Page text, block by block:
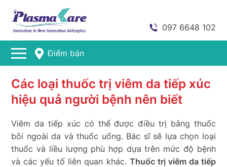
097 6648 102
Điểm bán
Các loại thuốc trị viêm da tiếp xúc
hiệu quả người bệnh nên biết
Viêm da tiếp xúc có thể được điều trị bằng thuốc
bôi ngoài da và thuốc uống. Bác sĩ sẽ lựa chọn loại
thuốc và liều lượng phù hợp dựa trên mức độ bệnh
và các yếu tố liên quan khác. Thuốc trị viêm da tiếp